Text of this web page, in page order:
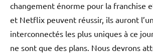
changement énorme pour la franchise
et Netflix peuvent réussir, ils auront
interconnectés les plus uniques à ce
ne sont que des plans. Nous devrons